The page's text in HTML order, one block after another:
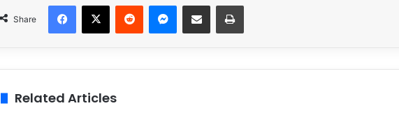
Share
Related Articles